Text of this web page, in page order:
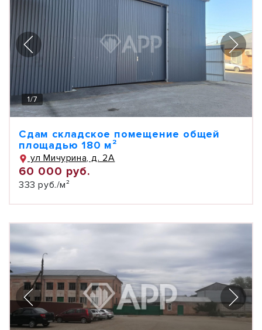
1/7
Сдам складское помещение общей
площадью 180 м²
ул Мичурина, д. 2А
60 000 руб.
333 руб./м²